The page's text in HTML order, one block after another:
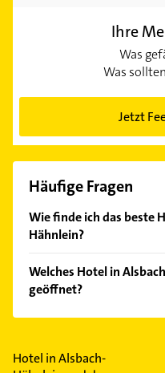
Ihre
Was
Was
Jetzt
Häufige Fragen
Wie finde ich das beste
Hähnlein?
Kundenmeinungen und
Empfehlungen. Die
einfach nach
Welches Hotel in
geöffnet?
Im Anbieter-Bereich
Feiertagen abweichen
Hotel in Alsbach-